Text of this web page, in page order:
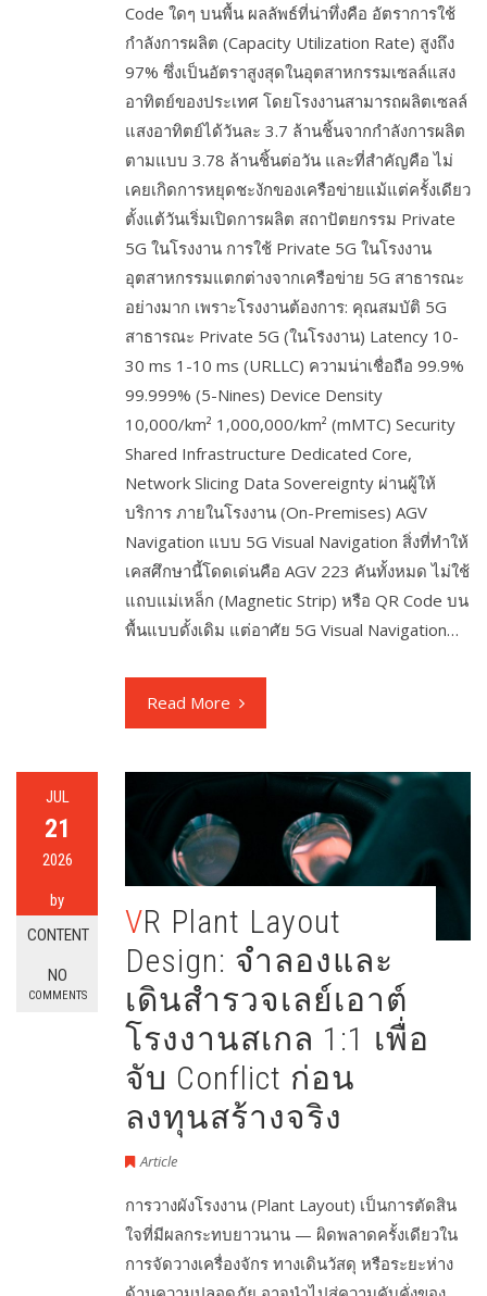
Code ใดๆ บนพื้น ผลลัพธ์ที่น่าทึ่งคือ อัตราการใช้
กำลังการผลิต (Capacity Utilization Rate) สูงถึง
97% ซึ่งเป็นอัตราสูงสุดในอุตสาหกรรมเซลล์แสง
อาทิตย์ของประเทศ โดยโรงงานสามารถผลิตเซลล์
แสงอาทิตย์ได้วันละ 3.7 ล้านชิ้นจากกำลังการผลิต
ตามแบบ 3.78 ล้านชิ้นต่อวัน และที่สำคัญคือ ไม่
เคยเกิดการหยุดชะงักของเครือข่ายแม้แต่ครั้งเดียว
ตั้งแต้วันเริ่มเปิดการผลิต สถาปัตยกรรม Private
5G ในโรงงาน การใช้ Private 5G ในโรงงาน
อุตสาหกรรมแตกต่างจากเครือข่าย 5G สาธารณะ
อย่างมาก เพราะโรงงานต้องการ: คุณสมบัติ 5G
สาธารณะ Private 5G (ในโรงงาน) Latency 10-
30 ms 1-10 ms (URLLC) ความน่าเชื่อถือ 99.9%
99.999% (5-Nines) Device Density
10,000/km² 1,000,000/km² (mMTC) Security
Shared Infrastructure Dedicated Core,
Network Slicing Data Sovereignty ผ่านผู้ให้
บริการ ภายในโรงงาน (On-Premises) AGV
Navigation แบบ 5G Visual Navigation สิ่งที่ทำให้
เคสศึกษานี้โดดเด่นคือ AGV 223 คันทั้งหมด ไม่ใช้
แถบแม่เหล็ก (Magnetic Strip) หรือ QR Code บน
พื้นแบบดั้งเดิม แต่อาศัย 5G Visual Navigation…
Read More
JUL
21
2026
by
CONTENT
NO
COMMENTS
VR Plant Layout
Design: จำลองและ
เดินสำรวจเลย์เอาต์
โรงงานสเกล 1:1 เพื่อ
จับ Conflict ก่อน
ลงทุนสร้างจริง
Article
การวางผังโรงงาน (Plant Layout) เป็นการตัดสิน
ใจที่มีผลกระทบยาวนาน — ผิดพลาดครั้งเดียวใน
การจัดวางเครื่องจักร ทางเดินวัสดุ หรือระยะห่าง